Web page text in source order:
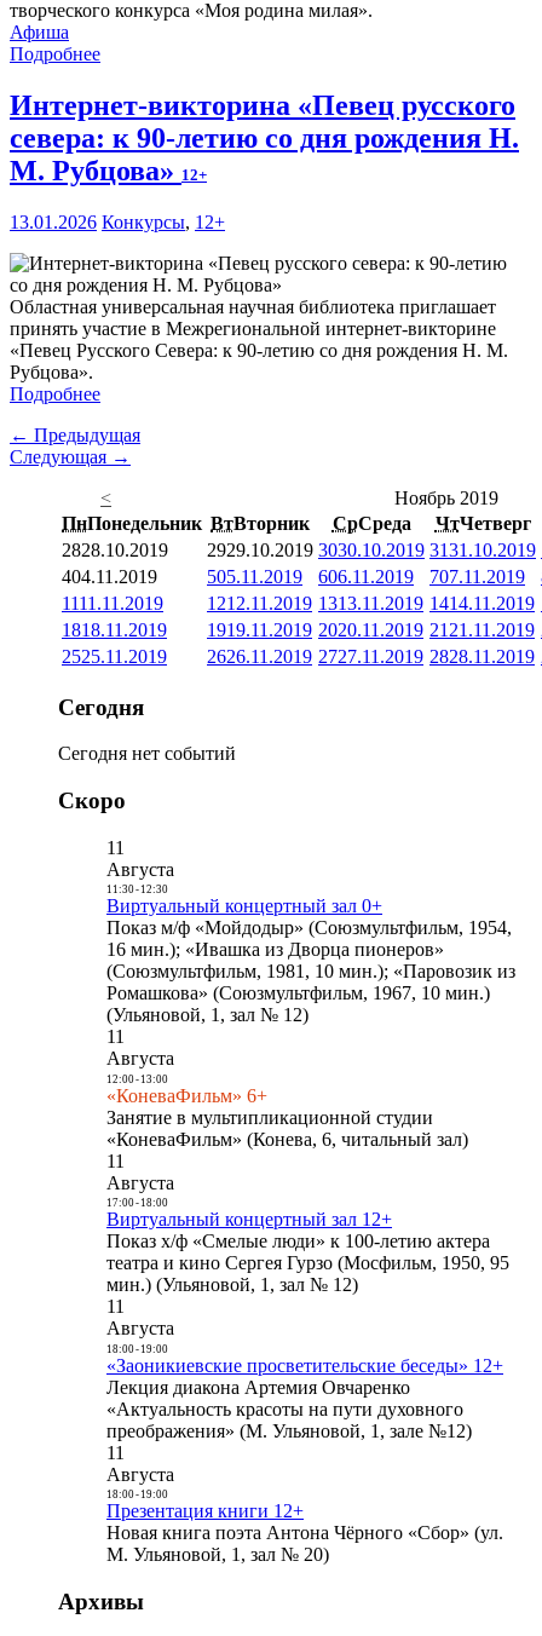
творческого конкурса «Моя родина милая».
Афиша
Подробнее
Интернет-викторина «Певец русского
севера: к 90-летию со дня рождения Н.
М. Рубцова» 12+
13.01.2026 Конкурсы, 12+
Областная универсальная научная библиотека приглашает
принять участие в Межрегиональной интернет-викторине
«Певец Русского Севера: к 90-летию со дня рождения Н. М.
Рубцова».
Подробнее
← Предыдущая
Следующая →
<
Ноябрь 2019
ПнПонедельник ВтВторник СрСреда ЧтЧетверг
2828.10.2019 2929.10.2019 3030.10.2019 3131.10.2019
404.11.2019 505.11.2019 606.11.2019 707.11.2019
1111.11.2019 1212.11.2019 1313.11.2019 1414.11.2019
1818.11.2019 1919.11.2019 2020.11.2019 21 21.11.2019
2525.11.2019 2626.11.2019 2727.11.2019 2828.11.2019
Сегодня
Сегодня нет событий
Скоро
11
Августа
11:30- 12:30
Виртуальный концертный зал 0+
Показ м/ф «Мойдодыр» (Союзмультфильм, 1954,
16 мин.); «Ивашка из Дворца пионеров»
(Союзмультфильм, 1981, 10 мин.); «Паровозик из
Ромашкова» (Союзмультфильм, 1967, 10 мин.)
(Ульяновой, 1, зал № 12)
11
Августа
12:00- 13:00
«КоневаФильм» 6+
Занятие в мультипликационной студии
«КоневаФильм» (Конева, 6, читальный зал)
11
Августа
17:00- 18:00
Виртуальный концертный зал 12+
Показ х/ф «Смелые люди» к 100-летию актера
театра и кино Сергея Гурзо (Мосфильм, 1950, 95
мин.) (Ульяновой, 1, зал № 12)
11
Августа
18:00- 19:00
«Заоникиевские просветительские беседы» 12+
Лекция диакона Артемия Овчаренко
«Актуальность красоты на пути духовного
преображения» (М. Ульяновой, 1, зале №12)
11
Августа
18:00- 19:00
Презентация книги 12+
Новая книга поэта Антона Чёрного «Сбор» (ул.
М. Ульяновой, 1, зал № 20)
Архивы